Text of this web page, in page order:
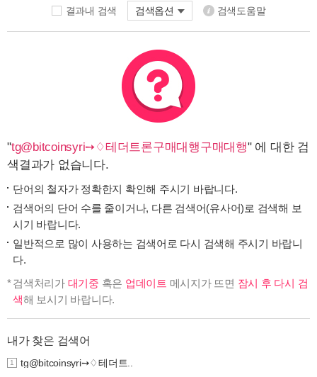
결과내 검색 검색옵션 검색도움말
"tg@bitcoinsyri➙♢테더트론구매대행구매대행" 에 대한 검
색결과가 없습니다.
단어의 철자가 정확한지 확인해 주시기 바랍니다.
검색어의 단어 수를 줄이거나, 다른 검색어(유사어)로 검색해 보
시기 바랍니다.
일반적으로 많이 사용하는 검색어로 다시 검색해 주시기 바랍니
다.
검색처리가 대기중 혹은 업데이트 메시지가 뜨면 잠시 후 다시 검
색해 보시기 바랍니다.
내가 찾은 검색어
1 tg@bitcoinsyri➙♢테더트..